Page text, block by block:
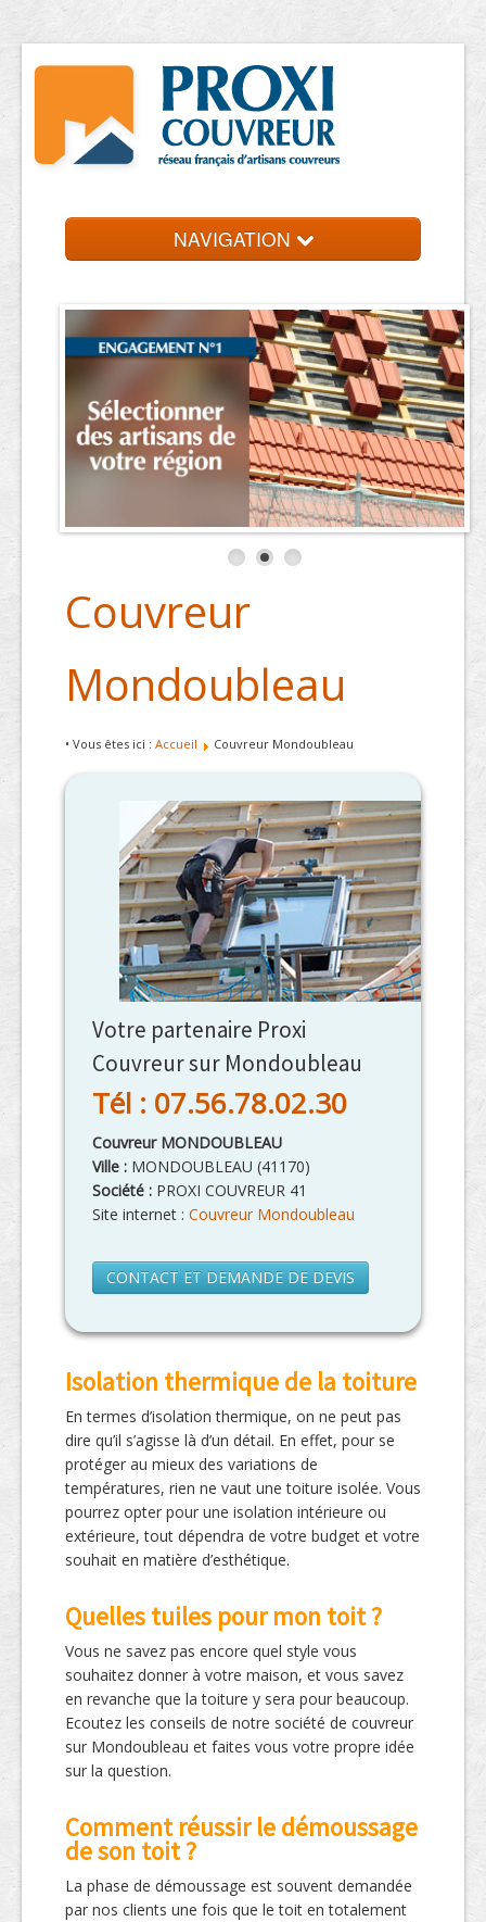
NAVIGATION
Couvreur
Mondoubleau
• Vous êtes ici : Accueil Couvreur Mondoubleau
Votre partenaire Proxi
Couvreur sur Mondoubleau
Tél : 07.56.78.02.30
Couvreur MONDOUBLEAU
Ville : MONDOUBLEAU (41170)
Société : PROXI COUVREUR 41
Site internet : Couvreur Mondoubleau
CONTACT ET DEMANDE DE DEVIS
Isolation thermique de la toiture
En termes d’isolation thermique, on ne peut pas
dire qu’il s’agisse là d’un détail. En effet, pour se
protéger au mieux des variations de
températures, rien ne vaut une toiture isolée. Vous
pourrez opter pour une isolation intérieure ou
extérieure, tout dépendra de votre budget et votre
souhait en matière d’esthétique.
Quelles tuiles pour mon toit ?
Vous ne savez pas encore quel style vous
souhaitez donner à votre maison, et vous savez
en revanche que la toiture y sera pour beaucoup.
Ecoutez les conseils de notre société de couvreur
sur Mondoubleau et faites vous votre propre idée
sur la question.
Comment réussir le démoussage
de son toit ?
La phase de démoussage est souvent demandée
par nos clients une fois que le toit en totalement